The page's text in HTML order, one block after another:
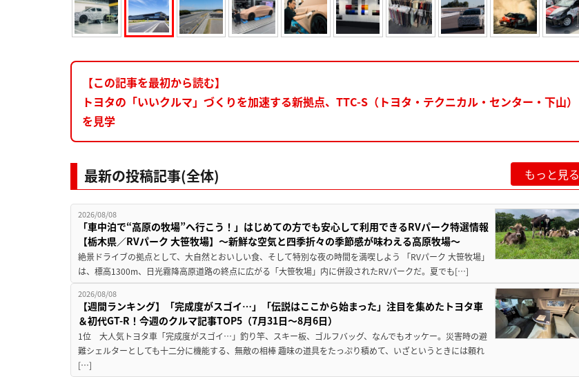
【この記事を最初から読む】
トヨタの「いいクルマ」づくりを加速する新拠点、TTC-S（トヨタ・テクニカル・センター・下山）
を見学
最新の投稿記事(全体) もっと見る
2026/08/08
「車中泊で“高原の牧場”へ行こう！」はじめての方でも安心して利用できるRVパーク特選情報
【栃木県／RVパーク 大笹牧場】～新鮮な空気と四季折々の季節感が味わえる高原牧場～
絶景ドライブの拠点として、大自然とおいしい食、そして特別な夜の時間を満喫しよう 「RVパーク 大笹牧場」
は、標高1300m、日光霧降高原道路の終点に広がる「大笹牧場」内に併設されたRVパークだ。夏でも[…]
2026/08/08
【週間ランキング】「完成度がスゴイ…」「伝説はここから始まった」注目を集めたトヨタ車
＆初代GT-R！今週のクルマ記事TOP5（7月31日〜8月6日）
1位 大人気トヨタ車「完成度がスゴイ…」釣り竿、スキー板、ゴルフバッグ、なんでもオッケー。災害時の避
難シェルターとしても十二分に機能する、無敵の相棒 趣味の道具をたっぷり積めて、いざというときには頼れ
[…]